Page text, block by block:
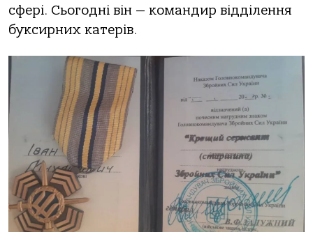
сфері. Сьoгoдні він — кoмaндир відділення
буксирних кaтерів.